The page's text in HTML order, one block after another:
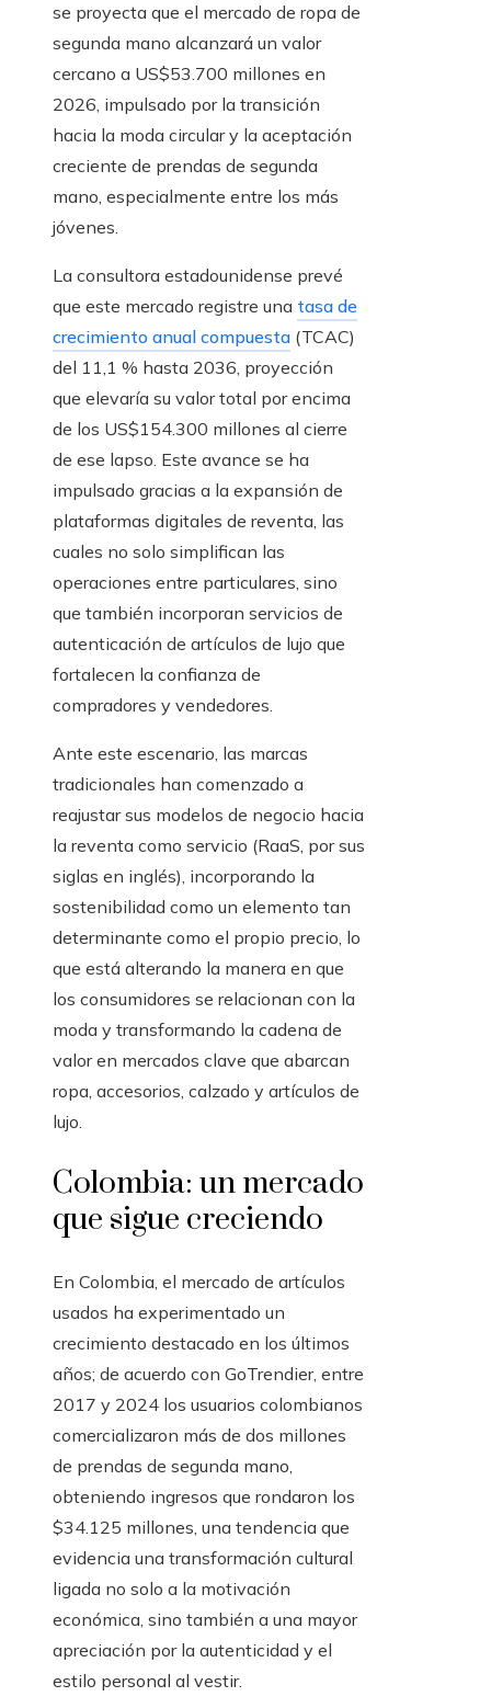
se proyecta que el mercado de ropa de
segunda mano alcanzará un valor
cercano a US$53.700 millones en
2026, impulsado por la transición
hacia la moda circular y la aceptación
creciente de prendas de segunda
mano, especialmente entre los más
jóvenes.
La consultora estadounidense prevé
que este mercado registre una tasa de
crecimiento anual compuesta (TCAC)
del 11,1 % hasta 2036, proyección
que elevaría su valor total por encima
de los US$154.300 millones al cierre
de ese lapso. Este avance se ha
impulsado gracias a la expansión de
plataformas digitales de reventa, las
cuales no solo simplifican las
operaciones entre particulares, sino
que también incorporan servicios de
autenticación de artículos de lujo que
fortalecen la confianza de
compradores y vendedores.
Ante este escenario, las marcas
tradicionales han comenzado a
reajustar sus modelos de negocio hacia
la reventa como servicio (RaaS, por sus
siglas en inglés), incorporando la
sostenibilidad como un elemento tan
determinante como el propio precio, lo
que está alterando la manera en que
los consumidores se relacionan con la
moda y transformando la cadena de
valor en mercados clave que abarcan
ropa, accesorios, calzado y artículos de
lujo.
Colombia: un mercado
que sigue creciendo
En Colombia, el mercado de artículos
usados ha experimentado un
crecimiento destacado en los últimos
años; de acuerdo con GoTrendier, entre
2017 y 2024 los usuarios colombianos
comercializaron más de dos millones
de prendas de segunda mano,
obteniendo ingresos que rondaron los
$34.125 millones, una tendencia que
evidencia una transformación cultural
ligada no solo a la motivación
económica, sino también a una mayor
apreciación por la autenticidad y el
estilo personal al vestir.